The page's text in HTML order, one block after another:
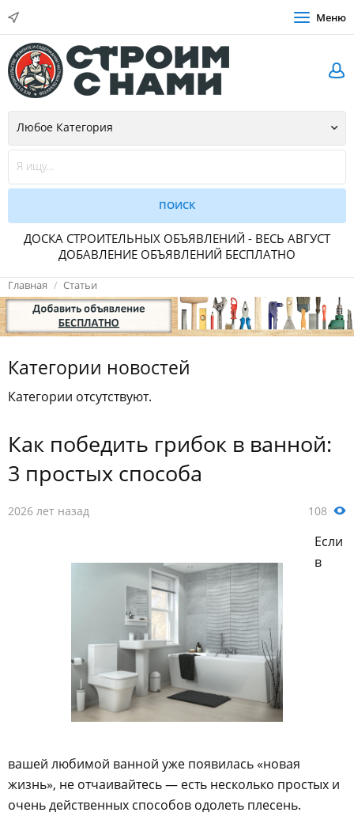
Меню
ДОСКА СТРОИТЕЛЬНЫХ ОБЪЯВЛЕНИЙ - ВЕСЬ АВГУСТ
ДОБАВЛЕНИЕ ОБЪЯВЛЕНИЙ БЕСПЛАТНО
Главная Статьи
Категории новостей
Категории отсутствуют.
Как победить грибок в ванной:
3 простых способа
2026 лет назад 108
Если
в
вашей любимой ванной уже появилась «новая
жизнь», не отчаивайтесь — есть несколько простых и
очень действенных способов одолеть плесень.